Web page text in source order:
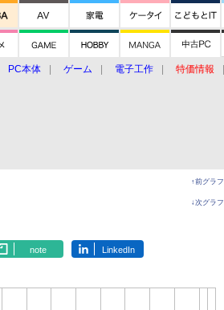
PC本体 ゲーム 電子工作 特価情報
↑前グラフ
↓次グラフ
note LinkedIn